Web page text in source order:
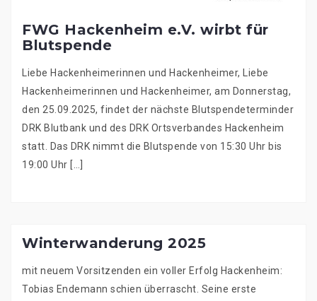
FWG Hackenheim e.V. wirbt für
Blutspende
Liebe Hackenheimerinnen und Hackenheimer, Liebe
Hackenheimerinnen und Hackenheimer, am Donnerstag,
den 25.09.2025, findet der nächste Blutspendeterminder
DRK Blutbank und des DRK Ortsverbandes Hackenheim
statt. Das DRK nimmt die Blutspende von 15:30 Uhr bis
19:00 Uhr […]
Winterwanderung 2025
mit neuem Vorsitzenden ein voller Erfolg Hackenheim:
Tobias Endemann schien überrascht. Seine erste